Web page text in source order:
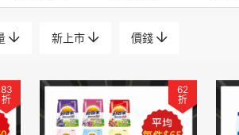
新上市 價錢
83
折
62
折